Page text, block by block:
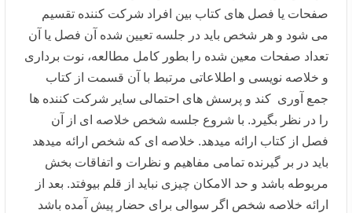
صفحات یا فصل های کتاب بین افراد شرکت کننده تقسیم
می شود و هر شخص باید در جلسه تعیین شده آن فصل یا آن
تعداد صفحات معین شده را بطور کامل مطالعه، نوت برداری
و خلاصه نویسی و اطلاعاتی مرتبط با آن قسمت از کتاب
جمع آوری کند و پرسش های احتمالی سایر شرکت کننده ها
را در نظر بگیرد. با شروع جلسه شخص خلاصه ای از آن
فصل از کتاب ارائه میدهد. خلاصه ای که شخص ارائه میدهد
باید در بر گیرنده تمامی مفاهیم و نظرات و اتفاقات بخش
مربوطه باشد و حد الامکان چیزی نباید از قلم بیوفتد. بعد از
ارائه خلاصه شخص اگر سوالی برای حضار پیش آمده باشد